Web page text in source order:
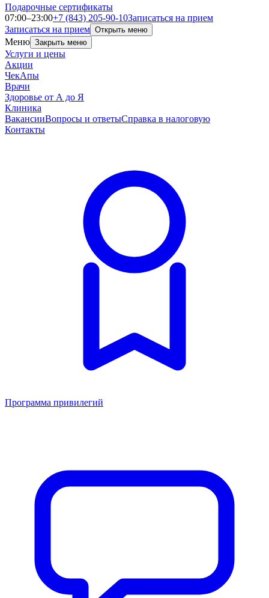
Подарочные сертификаты
07:00–23:00+7 (843) 205-90-10Записаться на прием
Записаться на прием Открыть меню
Меню Закрыть меню
Услуги и цены
Акции
ЧекАпы
Врачи
Здоровье от А до Я
Клиника
ВакансииВопросы и ответыСправка в налоговую
Контакты
Программа привилегий